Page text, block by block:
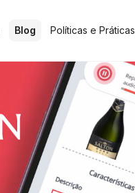
Blog Políticas e Práticas